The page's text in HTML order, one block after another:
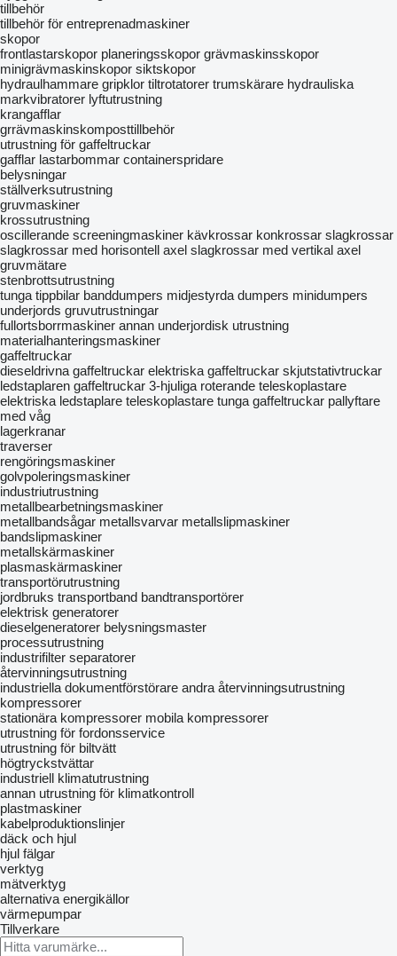
tillbehör
tillbehör för entreprenadmaskiner
skopor
frontlastarskopor planeringsskopor grävmaskinsskopor
minigrävmaskinskopor siktskopor
hydraulhammare gripklor tiltrotatorer trumskärare hydrauliska
markvibratorer lyftutrustning
krangafflar
grrävmaskinskomposttillbehör
utrustning för gaffeltruckar
gafflar lastarbommar containerspridare
belysningar
ställverksutrustning
gruvmaskiner
krossutrustning
oscillerande screeningmaskiner kävkrossar konkrossar slagkrossar
slagkrossar med horisontell axel slagkrossar med vertikal axel
gruvmätare
stenbrottsutrustning
tunga tippbilar banddumpers midjestyrda dumpers minidumpers
underjords gruvutrustningar
fullortsborrmaskiner annan underjordisk utrustning
materialhanteringsmaskiner
gaffeltruckar
dieseldrivna gaffeltruckar elektriska gaffeltruckar skjutstativtruckar
ledstaplaren gaffeltruckar 3-hjuliga roterande teleskoplastare
elektriska ledstaplare teleskoplastare tunga gaffeltruckar pallyftare
med våg
lagerkranar
traverser
rengöringsmaskiner
golvpoleringsmaskiner
industriutrustning
metallbearbetningsmaskiner
metallbandsågar metallsvarvar metallslipmaskiner
bandslipmaskiner
metallskärmaskiner
plasmaskärmaskiner
transportörutrustning
jordbruks transportband bandtransportörer
elektrisk generatorer
dieselgeneratorer belysningsmaster
processutrustning
industrifilter separatorer
återvinningsutrustning
industriella dokumentförstörare andra återvinningsutrustning
kompressorer
stationära kompressorer mobila kompressorer
utrustning för fordonsservice
utrustning för biltvätt
högtryckstvättar
industriell klimatutrustning
annan utrustning för klimatkontroll
plastmaskiner
kabelproduktionslinjer
däck och hjul
hjul fälgar
verktyg
mätverktyg
alternativa energikällor
värmepumpar
Tillverkare